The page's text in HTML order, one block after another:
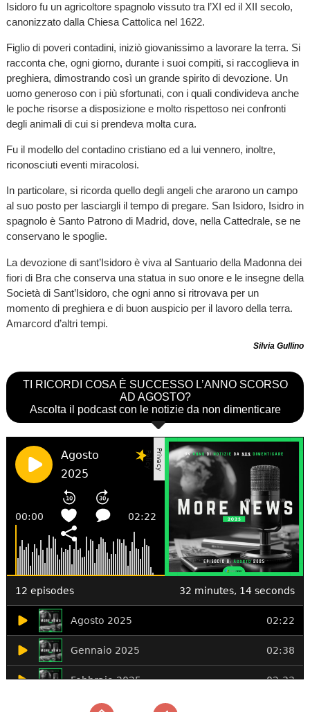
Isidoro fu un agricoltore spagnolo vissuto tra l’XI ed il XII secolo,
canonizzato dalla Chiesa Cattolica nel 1622.
Figlio di poveri contadini, iniziò giovanissimo a lavorare la terra. Si
racconta che, ogni giorno, durante i suoi compiti, si raccoglieva in
preghiera, dimostrando così un grande spirito di devozione. Un
uomo generoso con i più sfortunati, con i quali condivideva anche
le poche risorse a disposizione e molto rispettoso nei confronti
degli animali di cui si prendeva molta cura.
Fu il modello del contadino cristiano ed a lui vennero, inoltre,
riconosciuti eventi miracolosi.
In particolare, si ricorda quello degli angeli che ararono un campo
al suo posto per lasciargli il tempo di pregare. San Isidoro, Isidro in
spagnolo è Santo Patrono di Madrid, dove, nella Cattedrale, se ne
conservano le spoglie.
La devozione di sant’Isidoro è viva al Santuario della Madonna dei
fiori di Bra che conserva una statua in suo onore e le insegne della
Società di Sant’Isidoro, che ogni anno si ritrovava per un
momento di preghiera e di buon auspicio per il lavoro della terra.
Amarcord d’altri tempi.
Silvia Gullino
TI RICORDI COSA È SUCCESSO L’ANNO SCORSO
AD AGOSTO?
Ascolta il podcast con le notizie da non dimenticare